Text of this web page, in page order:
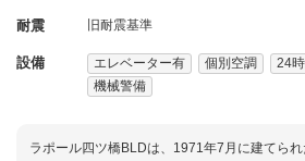
耐震 旧耐震基準
設備 エレベーター有 個別空調 24
機械警備
ラポール四ツ橋BLDは、1971年7月に建てら